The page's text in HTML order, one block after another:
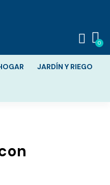
JARDÍN Y RIEGO